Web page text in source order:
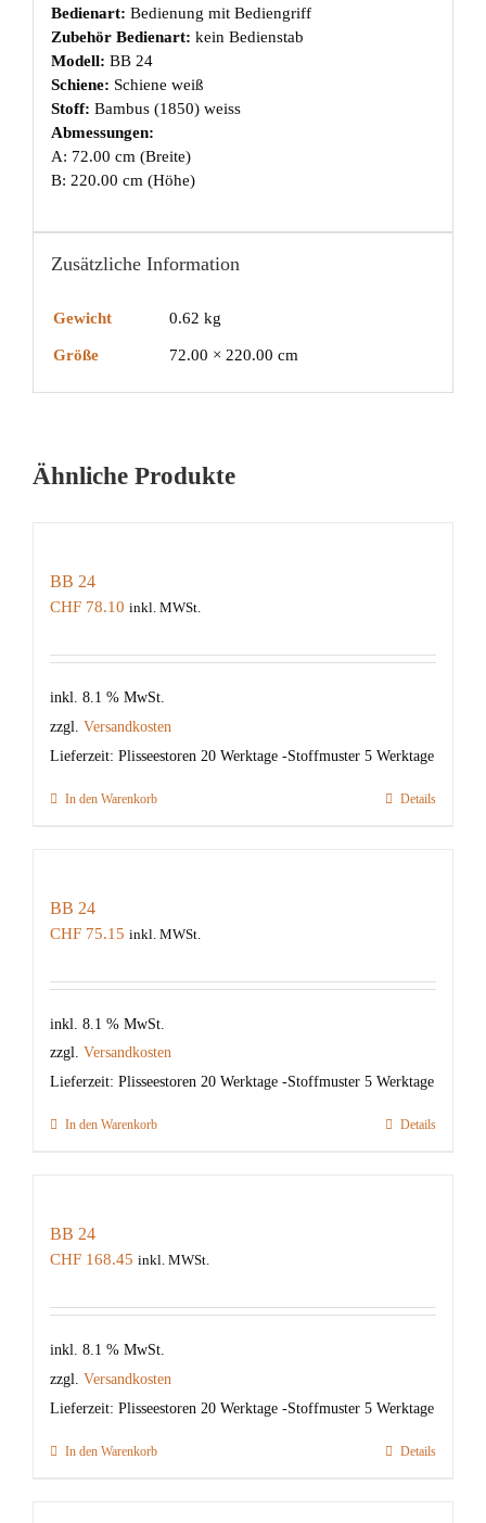
Bedienart: Bedienung mit Bediengriff
Zubehör Bedienart: kein Bedienstab
Modell: BB 24
Schiene: Schiene weiß
Stoff: Bambus (1850) weiss
Abmessungen:
A: 72.00 cm (Breite)
B: 220.00 cm (Höhe)
Zusätzliche Information
Gewicht 0.62 kg
Größe 72.00 × 220.00 cm
Ähnliche Produkte
BB 24
CHF 78.10 inkl. MWSt.
inkl. 8.1 % MwSt.
zzgl. Versandkosten
Lieferzeit: Plisseestoren 20 Werktage -Stoffmuster 5 Werktage
In den Warenkorb Details
BB 24
CHF 75.15 inkl. MWSt.
inkl. 8.1 % MwSt.
zzgl. Versandkosten
Lieferzeit: Plisseestoren 20 Werktage -Stoffmuster 5 Werktage
In den Warenkorb Details
BB 24
CHF 168.45 inkl. MWSt.
inkl. 8.1 % MwSt.
zzgl. Versandkosten
Lieferzeit: Plisseestoren 20 Werktage -Stoffmuster 5 Werktage
In den Warenkorb Details